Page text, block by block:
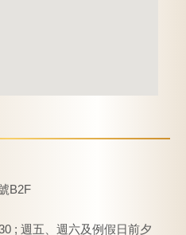
B2F
; 週五、週六及例假日前夕